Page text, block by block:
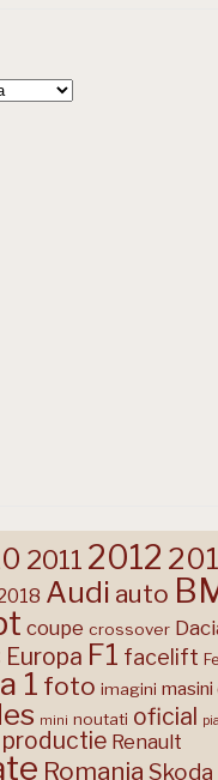
2011 2012
Audi auto
coupe crossover
Europa F1 facelift
1 foto imagini
mini noutati oficial
productie Renault
Romania Skoda